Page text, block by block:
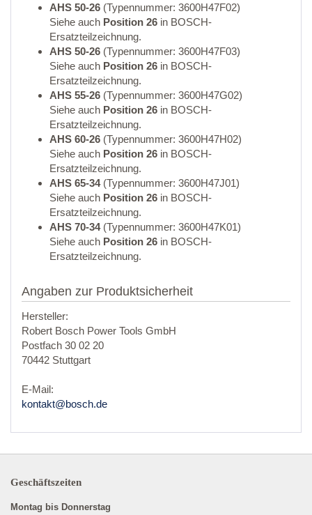
AHS 50-26 (Typennummer: 3600H47F02)
Siehe auch Position 26 in BOSCH-
Ersatzteilzeichnung.
AHS 50-26 (Typennummer: 3600H47F03)
Siehe auch Position 26 in BOSCH-
Ersatzteilzeichnung.
AHS 55-26 (Typennummer: 3600H47G02)
Siehe auch Position 26 in BOSCH-
Ersatzteilzeichnung.
AHS 60-26 (Typennummer: 3600H47H02)
Siehe auch Position 26 in BOSCH-
Ersatzteilzeichnung.
AHS 65-34(Typennummer: 3600H47J01)
Siehe auch Position 26 in BOSCH-
Ersatzteilzeichnung.
AHS 70-34(Typennummer: 3600H47K01)
Siehe auch Position 26 in BOSCH-
Ersatzteilzeichnung.
Angaben zur Produktsicherheit
Hersteller:
Robert Bosch Power Tools GmbH
Postfach 30 02 20
70442 Stuttgart
E-Mail:
kontakt@bosch.de
Geschäftszeiten
Montag bis Donnerstag